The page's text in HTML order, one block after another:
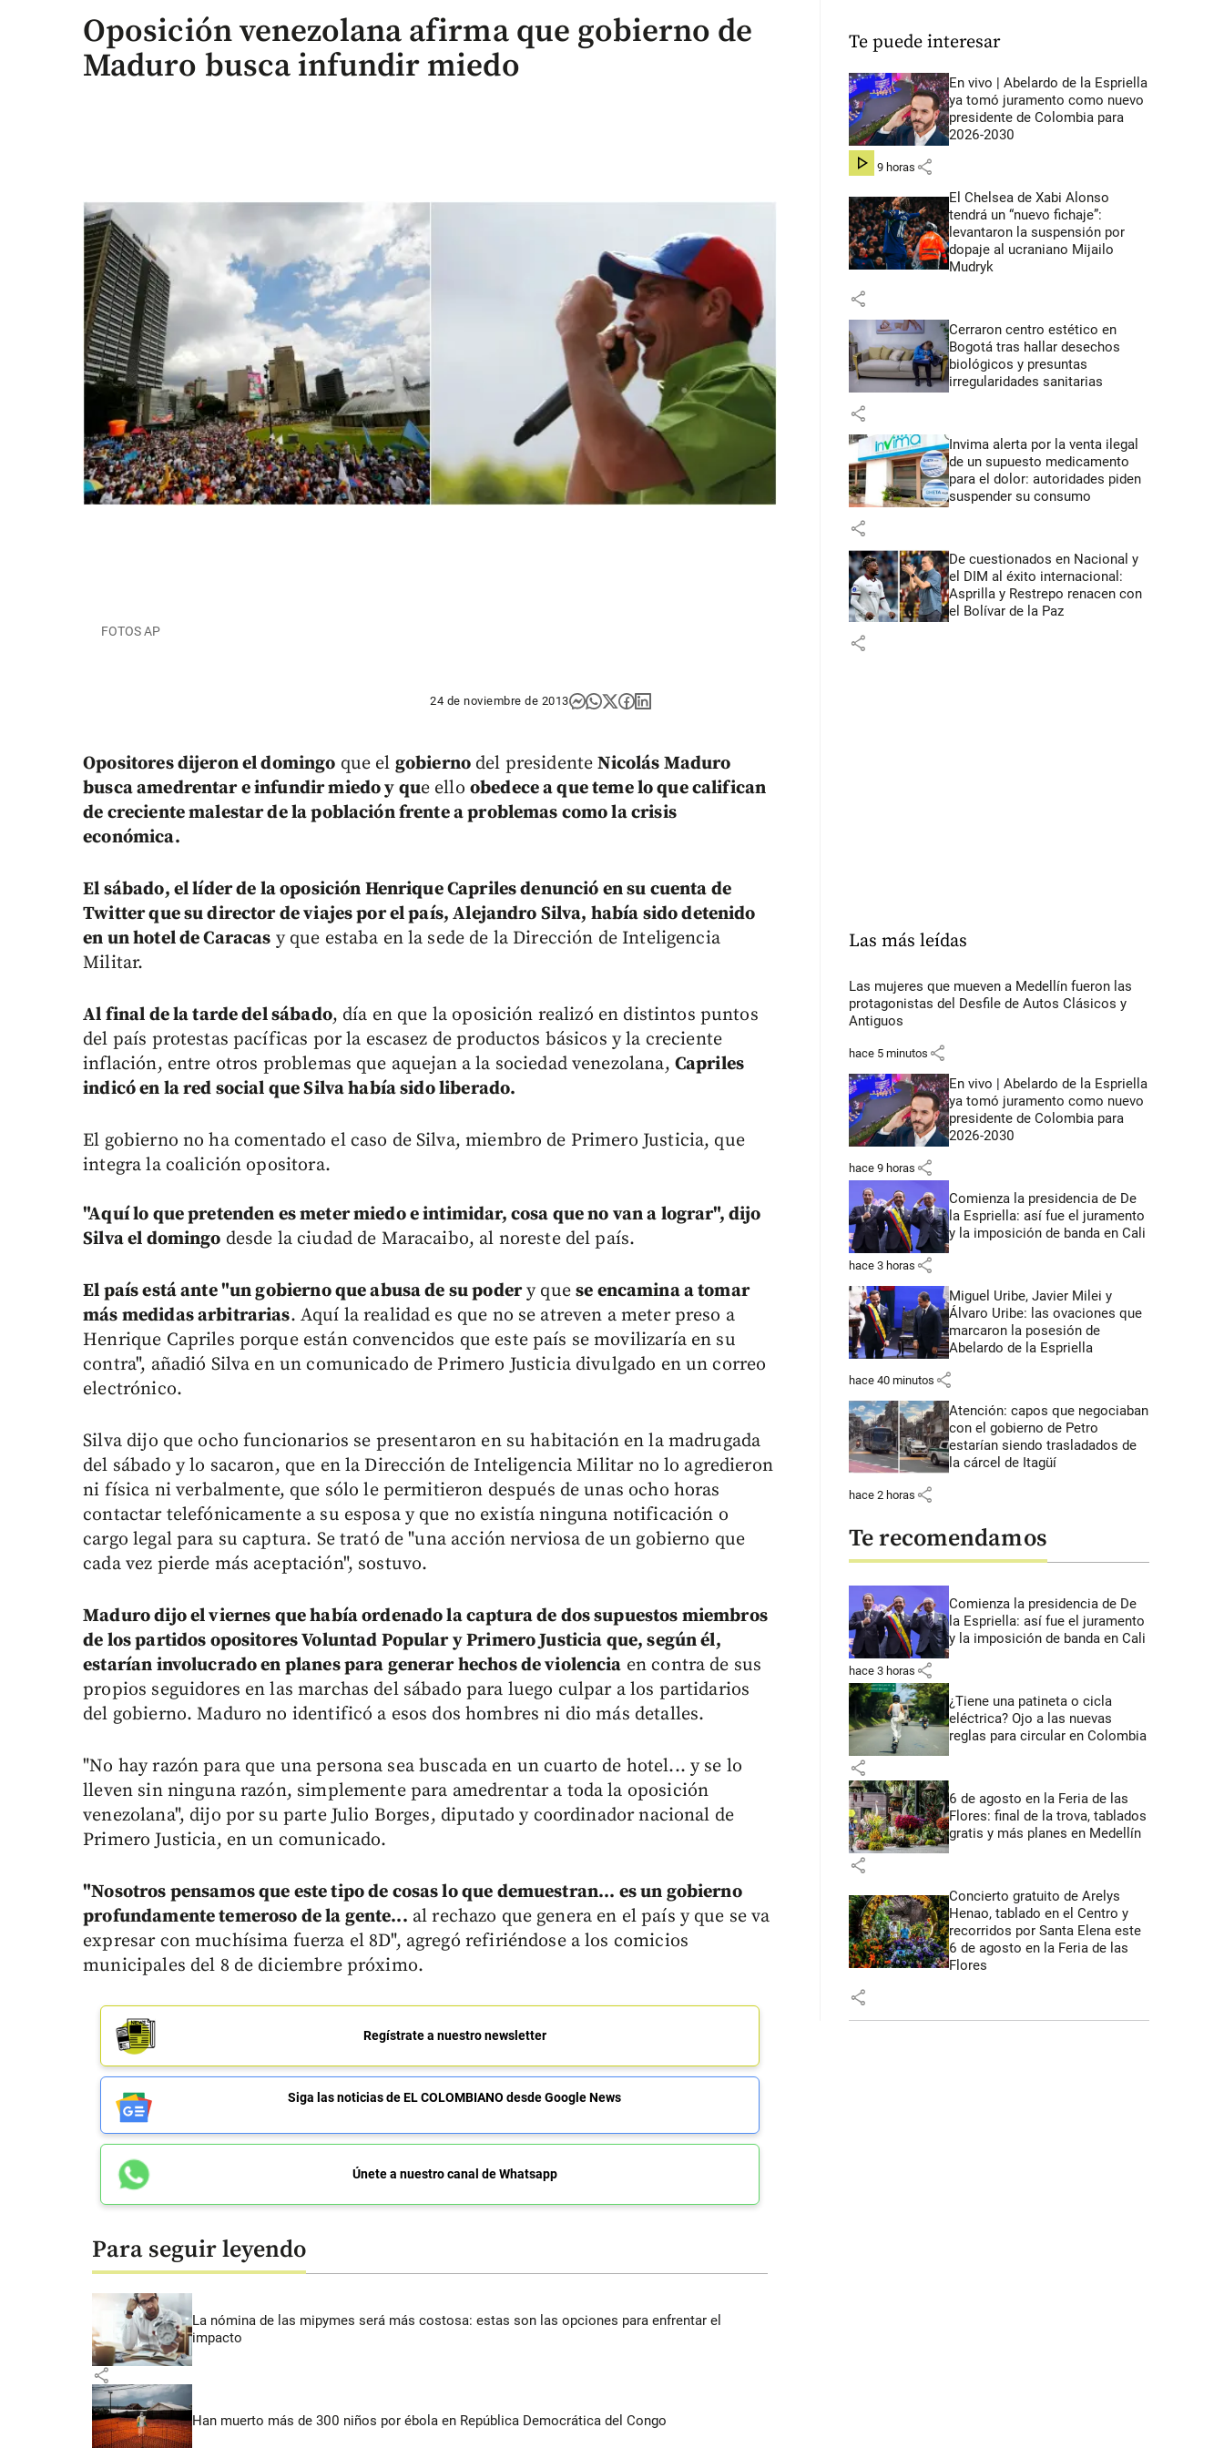
Oposición venezolana afirma que gobierno de
Maduro busca infundir miedo
FOTOS AP
24 de noviembre de 2013
Opositores dijeron el domingo que el gobiernodel presidenteNicolás Maduro
busca amedrentar e infundir miedo y que ello obedece a que teme lo que califican
de creciente malestar de la población frente a problemas como la crisis
económica.
El sábado, el líder de la oposición Henrique Capriles denunció en su cuenta de
Twitter que su director de viajes por el país, Alejandro Silva, había sido detenido
en un hotel de Caracas y que estaba en la sede de la Dirección de Inteligencia
Militar.
Al final de la tarde del sábado, día en que la oposición realizó en distintos puntos
del país protestas pacíficas por la escasez de productos básicos y la creciente
inflación, entre otros problemas que aquejan a la sociedad venezolana, Capriles
indicó en la red social que Silva había sido liberado.
El gobierno no ha comentado el caso de Silva, miembro de Primero Justicia, que
integra la coalición opositora.
"Aquí lo que pretenden es meter miedo e intimidar, cosa que no van a lograr", dijo
Silva el domingo desde la ciudad de Maracaibo, al noreste del país.
El país está ante "un gobierno que abusa de su podery quese encamina a tomar
más medidas arbitrarias. Aquí la realidad es que no se atreven a meter preso a
Henrique Capriles porque están convencidos que este país se movilizaría en su
contra", añadió Silva en un comunicado de Primero Justicia divulgado en un correo
electrónico.
Silva dijo que ocho funcionarios se presentaron en su habitación en la madrugada
del sábado y lo sacaron, que en la Dirección de Inteligencia Militar no lo agredieron
ni física ni verbalmente, que sólo le permitieron después de unas ocho horas
contactar telefónicamente a su esposa y que no existía ninguna notificación o
cargo legal para su captura. Se trató de "una acción nerviosa de un gobierno que
cada vez pierde más aceptación", sostuvo.
Maduro dijo el viernes que había ordenado la captura de dos supuestos miembros
de los partidos opositores Voluntad Popular y Primero Justicia que, según él,
estarían involucrado en planes para generar hechos de violencia en contra de sus
propios seguidores en las marchas del sábado para luego culpar a los partidarios
del gobierno. Maduro no identificó a esos dos hombres ni dio más detalles.
"No hay razón para que una persona sea buscada en un cuarto de hotel... y se lo
lleven sin ninguna razón, simplemente para amedrentar a toda la oposición
venezolana", dijo por su parte Julio Borges, diputado y coordinador nacional de
Primero Justicia, en un comunicado.
"Nosotros pensamos que este tipo de cosas lo que demuestran... es un gobierno
profundamente temeroso de la gente... al rechazo que genera en el país y que se va
expresar con muchísima fuerza el 8D", agregó refiriéndose a los comicios
municipales del 8 de diciembre próximo.
Regístrate a nuestro newsletter
Siga las noticias de EL COLOMBIANO desde Google News
Únete a nuestro canal de Whatsapp
Para seguir leyendo
La nómina de las mipymes será más costosa: estas son las opciones para enfrentar el
impacto
share
Han muerto más de 300 niños por ébola en República Democrática del Congo
Te puede interesar
En vivo | Abelardo de la Espriella
ya tomó juramento como nuevo
presidente de Colombia para
2026-2030
hace 9 horas share
El Chelsea de Xabi Alonso
tendrá un “nuevo fichaje”:
levantaron la suspensión por
dopaje al ucraniano Mijailo
Mudryk
share
Cerraron centro estético en
Bogotá tras hallar desechos
biológicos y presuntas
irregularidades sanitarias
share
Invima alerta por la venta ilegal
de un supuesto medicamento
para el dolor: autoridades piden
suspender su consumo
share
De cuestionados en Nacional y
el DIM al éxito internacional:
Asprilla y Restrepo renacen con
el Bolívar de la Paz
share
Las más leídas
Las mujeres que mueven a Medellín fueron las
protagonistas del Desfile de Autos Clásicos y
Antiguos
hace 5 minutos share
En vivo | Abelardo de la Espriella
ya tomó juramento como nuevo
presidente de Colombia para
2026-2030
hace 9 horas share
Comienza la presidencia de De
la Espriella: así fue el juramento
y la imposición de banda en Cali
hace 3 horas share
Miguel Uribe, Javier Milei y
Álvaro Uribe: las ovaciones que
marcaron la posesión de
Abelardo de la Espriella
hace 40 minutos share
Atención: capos que negociaban
con el gobierno de Petro
estarían siendo trasladados de
la cárcel de Itagüí
hace 2 horas share
Te recomendamos
Comienza la presidencia de De
la Espriella: así fue el juramento
y la imposición de banda en Cali
hace 3 horas share
¿Tiene una patineta o cicla
eléctrica? Ojo a las nuevas
reglas para circular en Colombia
share
6 de agosto en la Feria de las
Flores: final de la trova, tablados
gratis y más planes en Medellín
share
Concierto gratuito de Arelys
Henao, tablado en el Centro y
recorridos por Santa Elena este
6 de agosto en la Feria de las
Flores
share